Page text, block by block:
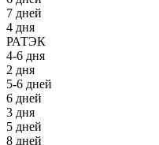
7 дней
4 дня
РАТЭК
4-6 дня
2 дня
5-6 дней
6 дней
3 дня
5 дней
8 дней